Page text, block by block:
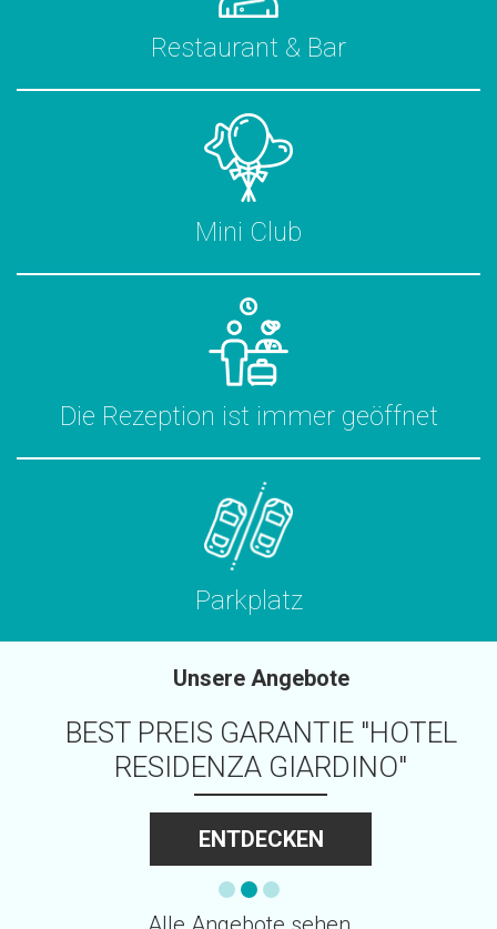
Restaurant & Bar
Mini Club
Die Rezeption ist immer geöffnet
Parkplatz
Unsere Angebote
BEST PREIS GARANTIE "HOTEL
RESIDENZA GIARDINO"
ENTDECKEN